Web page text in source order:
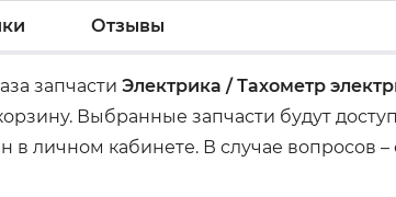
Отзывы
запчасти Электрика / Тахометр
Выбранные запчасти будут
в личном кабинете. В случае